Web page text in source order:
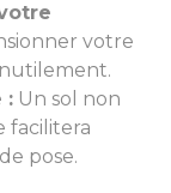
votre
: Un sol non
facilitera
pose.